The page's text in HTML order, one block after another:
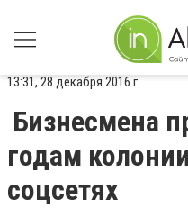
13:31, 28 декабря 2016 г.
Бизнесмена
годам
соцсетях